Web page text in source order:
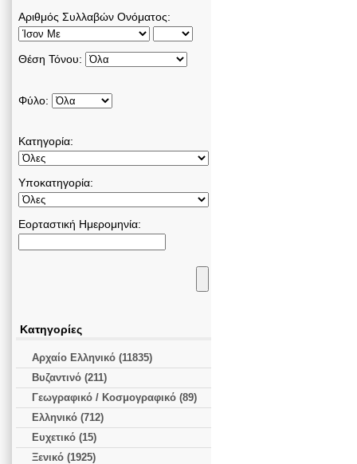
Αριθμός Συλλαβών Ονόματος:
Θέση Τόνου:
Φύλο:
Κατηγορία:
Υποκατηγορία:
Εορταστική Ημερομηνία:
Κατηγορίες
Αρχαίο Ελληνικό (11835)
Βυζαντινό (211)
Γεωγραφικό / Κοσμογραφικό (89)
Ελληνικό (712)
Ευχετικό (15)
Ξενικό (1925)